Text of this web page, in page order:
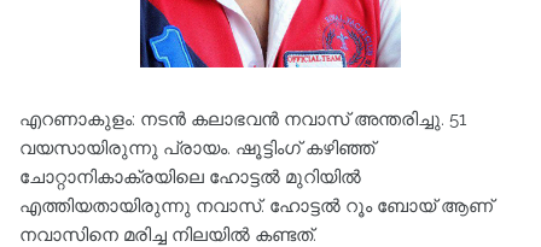
എറണാകുളം: നടൻ കലാഭവൻ നവാസ് അന്തരിച്ചു. 51
വയസായിരുന്നു പ്രായം. ഷൂട്ടിംഗ് കഴിഞ്ഞ്
ചോറ്റാനികാക്രയിലെ ഹോട്ടൽ മുറിയിൽ
എത്തിയതായിരുന്നു നവാസ്. ഹോട്ടൽ റൂം ബോയ് ആണ്
നവാസിനെ മരിച്ച നിലയിൽ കണ്ടത്.